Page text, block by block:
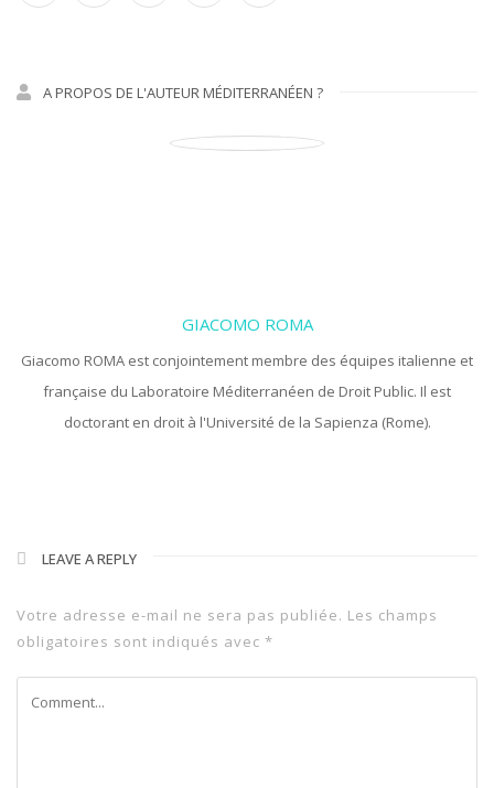
A PROPOS DE L'AUTEUR MÉDITERRANÉEN ?
GIACOMO ROMA
Giacomo ROMA est conjointement membre des équipes italienne et
française du Laboratoire Méditerranéen de Droit Public. Il est
doctorant en droit à l'Université de la Sapienza (Rome).
LEAVE A REPLY
Votre adresse e-mail ne sera pas publiée. Les champs
obligatoires sont indiqués avec *